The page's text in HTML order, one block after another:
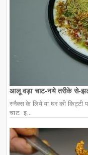
आलू वड़ा चाट-नये तरीके से-
स्नैक्स के लिये या घर की किट्टी
चाट. इ...